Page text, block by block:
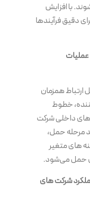
با افزایش
دقیق فرآیندها
ارتباط همزمان
خطوط
داخلی شرکت
مرحله حمل،
های متغیر
حمل می‌شود.
شرکت های